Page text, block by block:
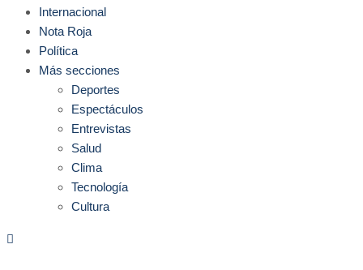
Internacional
Nota Roja
Política
Más secciones
Deportes
Espectáculos
Entrevistas
Salud
Clima
Tecnología
Cultura